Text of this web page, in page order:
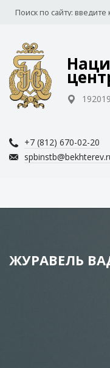
+7 (812) 670-02-20
ЖУРАВЕЛЬ